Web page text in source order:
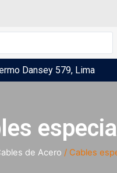
Dansey 579, Lima
de Acero / Cables